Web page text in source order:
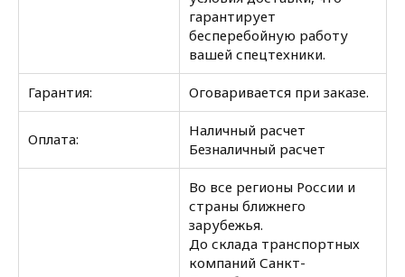
гарантирует
бесперебойную работу
вашей спецтехники.
Гарантия: Оговаривается при заказе.
Оплата:
Наличный расчет
Безналичный расчет
Во все регионы России и
страны ближнего
зарубежья.
До склада транспортных
компаний Санкт-